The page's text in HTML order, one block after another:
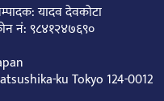
यादव देवकोटा
नं: ९८४१२४७६९०
ku Tokyo 124-0012